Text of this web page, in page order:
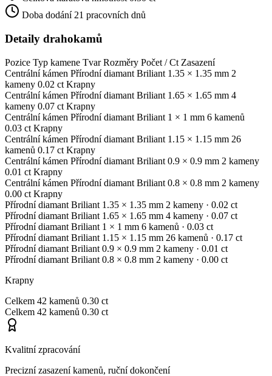
Doba dodání 21 pracovních dnů
Detaily drahokamů
Pozice Typ kamene Tvar Rozměry Počet / Ct Zasazení
Centrální kámen Přírodní diamant Briliant 1.35 × 1.35 mm 2
kameny 0.02 ct Krapny
Centrální kámen Přírodní diamant Briliant 1.65 × 1.65 mm 4
kameny 0.07 ct Krapny
Centrální kámen Přírodní diamant Briliant 1 × 1 mm 6 kamenů
0.03 ct Krapny
Centrální kámen Přírodní diamant Briliant 1.15 × 1.15 mm 26
kamenů 0.17 ct Krapny
Centrální kámen Přírodní diamant Briliant 0.9 × 0.9 mm 2 kameny
0.01 ct Krapny
Centrální kámen Přírodní diamant Briliant 0.8 × 0.8 mm 2 kameny
0.00 ct Krapny
Přírodní diamant Briliant 1.35 × 1.35 mm 2 kameny · 0.02 ct
Přírodní diamant Briliant 1.65 × 1.65 mm 4 kameny · 0.07 ct
Přírodní diamant Briliant 1 × 1 mm 6 kamenů · 0.03 ct
Přírodní diamant Briliant 1.15 × 1.15 mm 26 kamenů · 0.17 ct
Přírodní diamant Briliant 0.9 × 0.9 mm 2 kameny · 0.01 ct
Přírodní diamant Briliant 0.8 × 0.8 mm 2 kameny · 0.00 ct
Krapny
Celkem 42 kamenů 0.30 ct
Celkem 42 kamenů 0.30 ct
Kvalitní zpracování
Precizní zasazení kamenů, ruční dokončení